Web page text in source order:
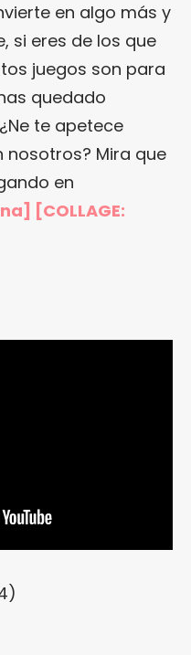
en algo más y
si eres de los que
juegos son para
quedado
te apetece
Mira que
en
[COLLAGE: